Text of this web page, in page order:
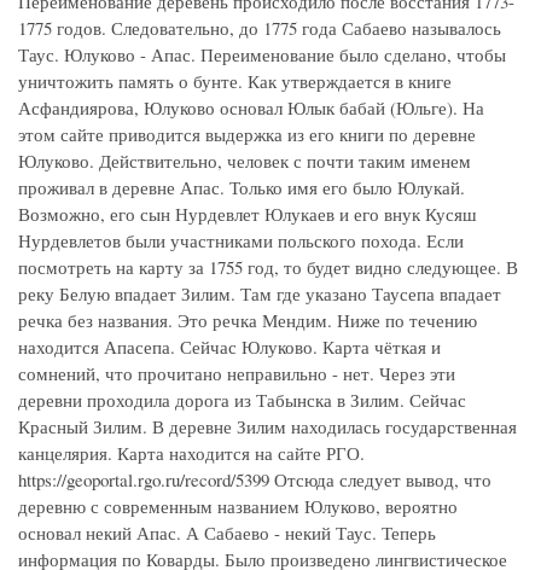
1775 годов. Следовательно, до 1775 года Сабаево называлось
Таус. Юлуково - Апас. Переименование было сделано, чтобы
уничтожить память о бунте. Как утверждается в книге
Асфандиярова, Юлуково основал Юлык бабай (Юльге). На
этом сайте приводится выдержка из его книги по деревне
Юлуково. Действительно, человек с почти таким именем
проживал в деревне Апас. Только имя его было Юлукай.
Возможно, его сын Нурдевлет Юлукаев и его внук Кусяш
Нурдевлетов были участниками польского похода. Если
посмотреть на карту за 1755 год, то будет видно следующее. В
реку Белую впадает Зилим. Там где указано Таусепа впадает
речка без названия. Это речка Мендим. Ниже по течению
находится Апасепа. Сейчас Юлуково. Карта чёткая и
сомнений, что прочитано неправильно - нет. Через эти
деревни проходила дорога из Табынска в Зилим. Сейчас
Красный Зилим. В деревне Зилим находилась государственная
канцелярия. Карта находится на сайте РГО.
https://geoportal.rgo.ru/record/5399 Отсюда следует вывод, что
деревню с современным названием Юлуково, вероятно
основал некий Апас. А Сабаево - некий Таус. Теперь
информация по Коварды. Было произведено лингвистическое